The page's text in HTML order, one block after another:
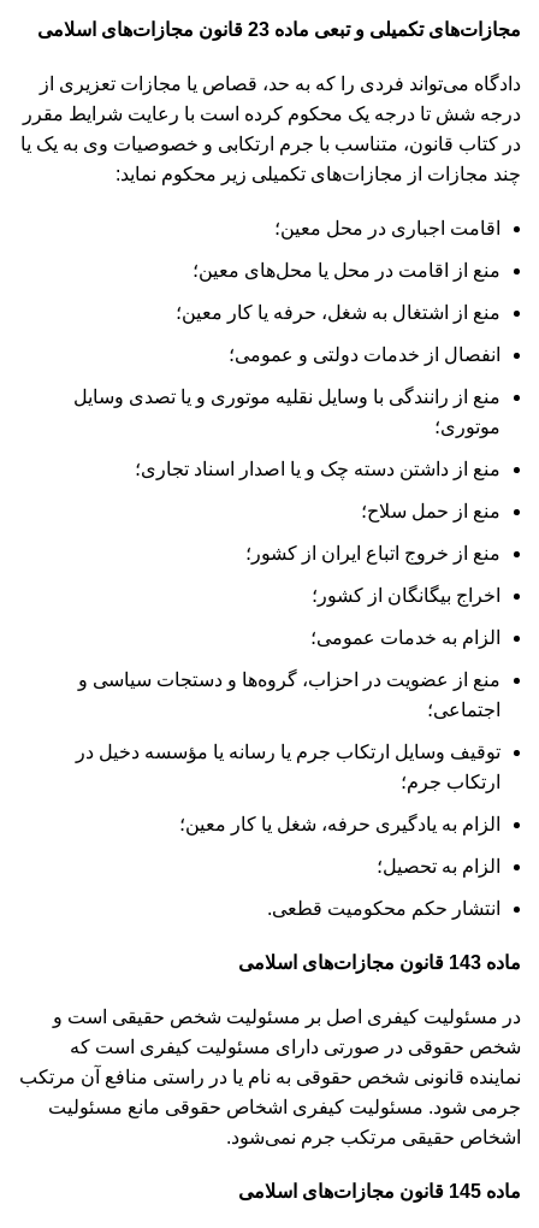
مجازات‌های تکمیلی و تبعی ماده 23 قانون مجازات‌های اسلامی
دادگاه می‌تواند فردی را که به حد، قصاص یا مجازات تعزیری از
درجه شش تا درجه یک محکوم کرده است با رعایت شرایط مقرر
در کتاب قانون، متناسب با جرم ارتکابی و خصوصیات وی به یک یا
چند مجازات از مجازات‌های تکمیلی زیر محکوم نماید:
اقامت اجباری در محل معین؛
منع از اقامت در محل یا محل‌های معین؛
منع از اشتغال به شغل، حرفه یا کار معین؛
انفصال از خدمات دولتی و عمومی؛
منع از رانندگی با وسایل نقلیه موتوری و یا تصدی وسایل
موتوری؛
منع از داشتن دسته چک و یا اصدار اسناد تجاری؛
منع از حمل سلاح؛
منع از خروج اتباع ایران از کشور؛
اخراج بیگانگان از کشور؛
الزام به خدمات عمومی؛
منع از عضویت در احزاب، گروه‌ها و دستجات سیاسی و
اجتماعی؛
توقیف وسایل ارتکاب جرم یا رسانه یا مؤسسه دخیل در
ارتکاب جرم؛
الزام به یادگیری حرفه، شغل یا کار معین؛
الزام به تحصیل؛
انتشار حکم محکومیت قطعی.
ماده 143 قانون مجازات‌های اسلامی
در مسئولیت کیفری اصل بر مسئولیت شخص حقیقی است و
شخص حقوقی در صورتی دارای مسئولیت کیفری است که
نماینده قانونی شخص حقوقی به نام یا در راستی منافع آن مرتکب
جرمی شود. مسئولیت کیفری اشخاص حقوقی مانع مسئولیت
اشخاص حقیقی مرتکب جرم نمی‌شود.
ماده 145 قانون مجازات‌های اسلامی